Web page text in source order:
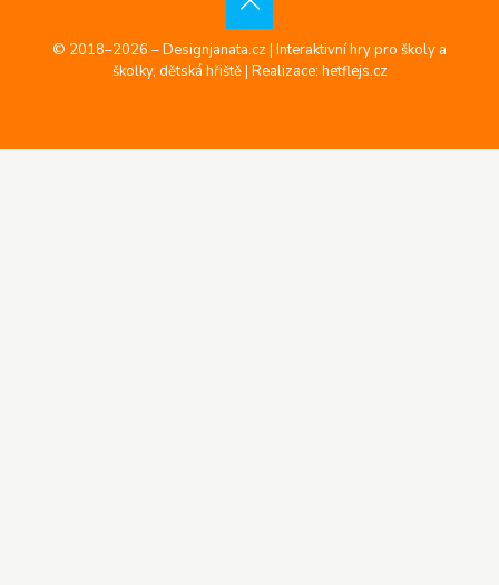
© 2018–2026 – Designjanata.cz | Interaktivní hry pro školy a
školky, dětská hřiště | Realizace: hetflejs.cz